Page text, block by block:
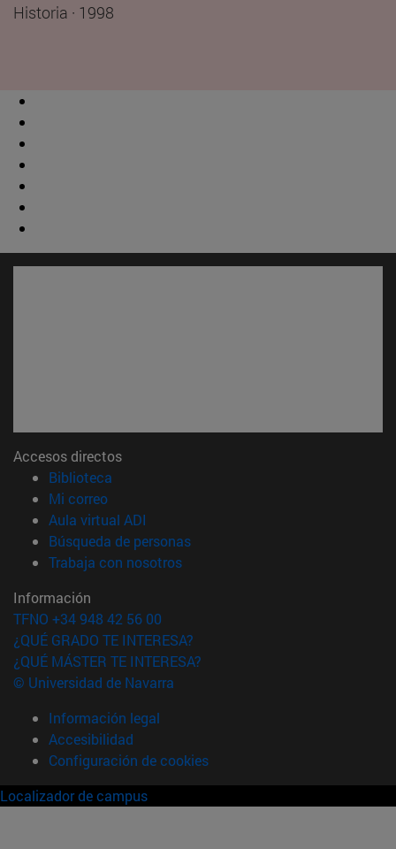
Historia · 1998
Accesos directos
Biblioteca
Mi correo(abre en nueva ventana)
Aula virtual ADI
Búsqueda de personas(abre en nueva ventana)
Trabaja con nosotros(abre en nueva ventana)
Información
TFNO +34 948 42 56 00
¿QUÉ GRADO TE INTERESA?
¿QUÉ MÁSTER TE INTERESA?
© Universidad de Navarra
Información legal
Accesibilidad
Configuración de cookies
Localizador de campus